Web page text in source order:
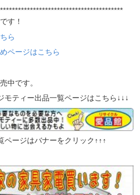
す！
ら
ページはこちら
中です。
モティー出品一覧ページはこちら↓↓↓
ページはバナーをクリック↑↑↑